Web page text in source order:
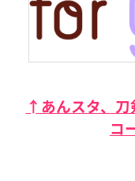
↑あんスタ、刀
コ